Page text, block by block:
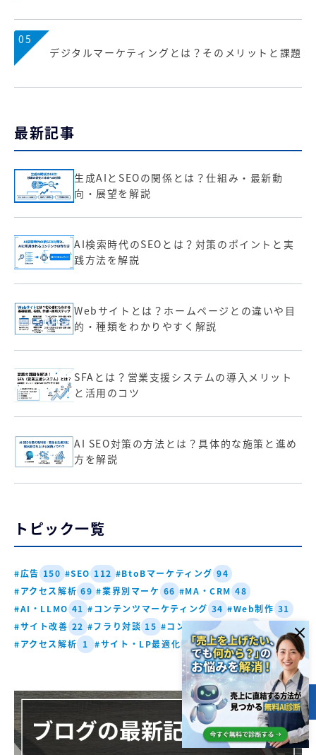
05
デジタルマーケティングとは？そのメリットと課題
最新記事
生成AIとSEOの関係とは？仕組み・最新動
向・展望を解説
AI検索時代のSEOとは？対策のポイントと実
践方法を解説
Webサイトとは？ホームページとの違いや目
的・種類をわかりやすく解説
SFAとは？営業支援システムの導入メリット
と活用のコツ
AI SEO対策の方法とは？具体的な施策と進め
方を解説
トピック一覧
#広告 150 #SEO 112 #BtoBマーケティング 94
#アクセス解析 69 #業界別マーケ 66 #MA・CRM 48
#AI・LLMO 41 #コンテンツマーケティング 34 #Web制作 31
#サイト改善 22 #フラり対談 15 #コンテンツ・SEO
4
#アクセス解析 1 #サイト・LP最適化 1 #営業DX・商談化 1
目次